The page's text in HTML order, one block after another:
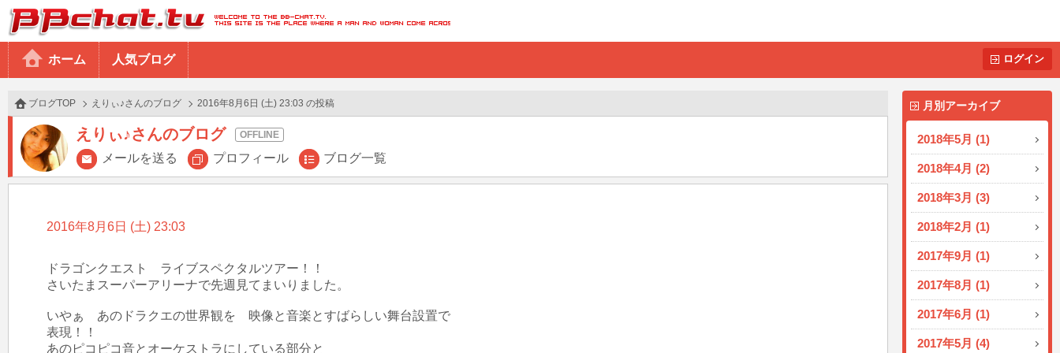
BBchatTV
ホーム 人気ブログ ログイン
月別アーカイブ
2018年5月 (1)
2018年4月 (2)
2018年3月 (3)
2018年2月 (1)
2017年9月 (1)
2017年8月 (1)
2017年6月 (1)
2017年5月 (4)
ブログTOP えりぃ♪さんのブログ 2016年8月6日 (土) 23:03 の投稿
えりぃ♪さんのブログ
メールを送る プロフィール ブログ一覧
2016年8月6日 (土) 23:03
ドラゴンクエスト　ライブスペクタルツアー！！
さいたまスーパーアリーナで先週見てまいりました。
いやぁ　あのドラクエの世界観を　映像と音楽とすばらしい舞台設置で
表現！！
あのピコピコ音とオーケストラにしている部分と